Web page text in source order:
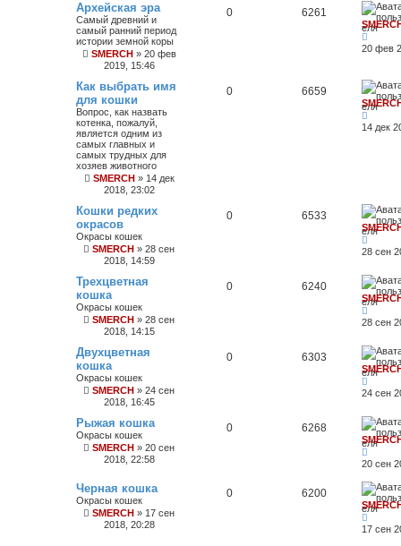
Архейская эра
Самый древний и
самый ранний период
истории земной коры
SMERCH» 20 фев
2019, 15:46
0 6261
20 фев
Как выбрать имя
для кошки
Вопрос, как назвать
котенка, пожалуй,
является одним из
самых главных и
самых трудных для
хозяев животного
SMERCH» 14 дек
2018, 23:02
0 6659
14 дек
Кошки редких
окрасов
Окрасы кошек
SMERCH » 28 сен
2018, 14:59
0 6533
28 сен
Трехцветная
кошка
Окрасы кошек
SMERCH » 28 сен
2018, 14:15
0 6240
28 сен
Двухцветная
кошка
Окрасы кошек
SMERCH » 24 сен
2018, 16:45
0 6303
24 сен
Рыжая кошка
Окрасы кошек
SMERCH » 20 сен
2018, 22:58
0 6268
20 сен
Черная кошка
Окрасы кошек
SMERCH » 17 сен
2018, 20:28
0 6200
17 сен